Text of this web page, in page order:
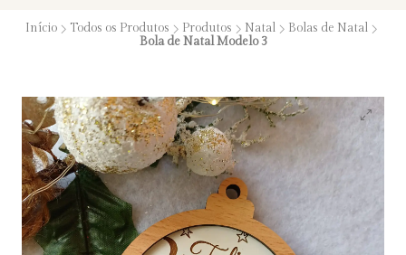
Início Todos os Produtos Produtos Natal
Bolas de Natal
Bola de Natal Modelo 3